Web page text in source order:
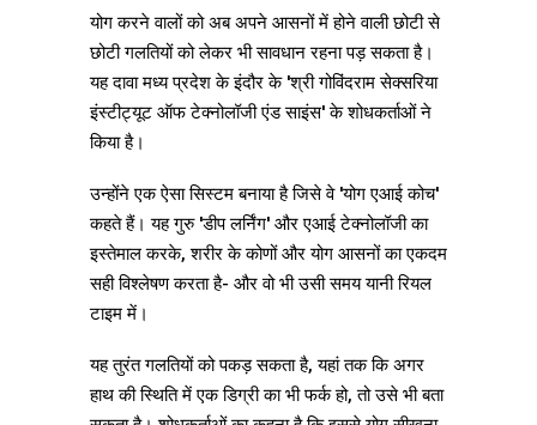
योग करने वालों को अब अपने आसनों में होने वाली छोटी से
छोटी गलतियों को लेकर भी सावधान रहना पड़ सकता है।
यह दावा मध्य प्रदेश के इंदौर के 'श्री गोविंदराम सेक्सरिया
इंस्टीट्यूट ऑफ टेक्नोलॉजी एंड साइंस' के शोधकर्ताओं ने
किया है।
उन्होंने एक ऐसा सिस्टम बनाया है जिसे वे 'योग एआई कोच'
कहते हैं। यह गुरु 'डीप लर्निंग' और एआई टेक्नोलॉजी का
इस्तेमाल करके, शरीर के कोणों और योग आसनों का एकदम
सही विश्लेषण करता है- और वो भी उसी समय यानी रियल
टाइम में।
यह तुरंत गलतियों को पकड़ सकता है, यहां तक कि अगर
हाथ की स्थिति में एक डिग्री का भी फर्क हो, तो उसे भी बता